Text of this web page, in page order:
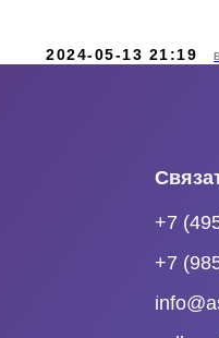
2024-05-13 21:19
+7
+7